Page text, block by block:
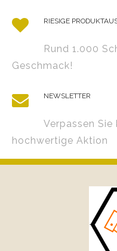
RIESIGE
Rund 1.000
Geschmack!
NEWSLETTER
Verpassen
hochwertige Aktion